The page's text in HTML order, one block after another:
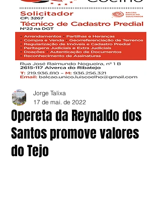
Opereta da Reynaldo dos
Santos promove valores
do Tejo
Jorge Talixa
17 de mai. de 2022